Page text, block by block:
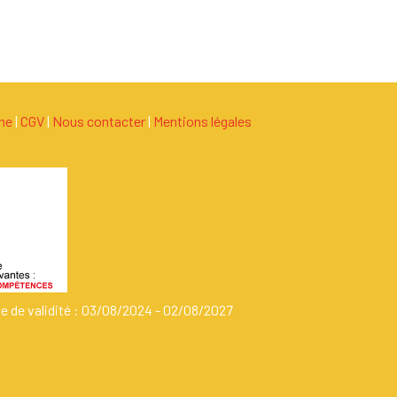
| CGV| Nous contacter| Mentions légales
de validité : 03/08/2024 - 02/08/2027